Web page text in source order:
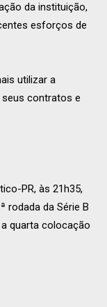
da instituição,
esforços de
utilizar a
seus contratos e
PR, às 21h35,
rodada da Série B
quarta colocação